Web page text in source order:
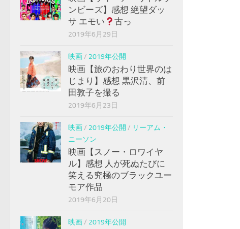
ンビーズ】感想 絶望ダッ
サ エモい
古っ
2019年6月29日
映画/ 2019年公開
映画【旅のおわり世界のは
じまり】感想 黒沢清、前
田敦子を撮る
2019年6月23日
映画/ 2019年公開 / リーアム・
ニーソン
映画【スノー・ロワイヤ
ル】感想 人が死ぬたびに
笑える究極のブラックユー
モア作品
2019年6月20日
映画/ 2019年公開